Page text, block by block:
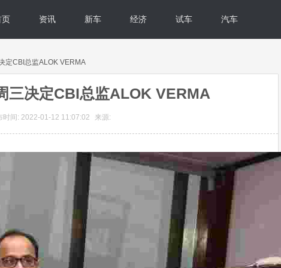
页 资讯 新车 经济 试车 汽车
定CBI总监ALOK VERMA
三决定CBI总监ALOK VERMA
时间: 2022-01-12 11:07:02 来源: